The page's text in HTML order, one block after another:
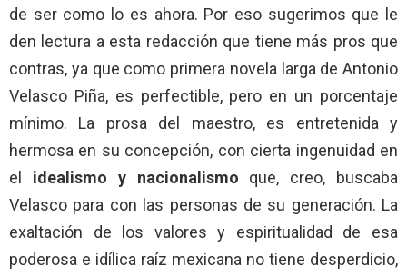
de ser como lo es ahora. Por eso sugerimos que le
den lectura a esta redacción que tiene más pros que
contras, ya que como primera novela larga de Antonio
Velasco Piña, es perfectible, pero en un porcentaje
mínimo. La prosa del maestro, es entretenida y
hermosa en su concepción, con cierta ingenuidad en
el idealismo y nacionalismo que, creo, buscaba
Velasco para con las personas de su generación. La
exaltación de los valores y espiritualidad de esa
poderosa e idílica raíz mexicana no tiene desperdicio,